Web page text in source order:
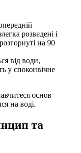
розведені і
на 90
від води,
у споконвічне
основ
на воді.
та